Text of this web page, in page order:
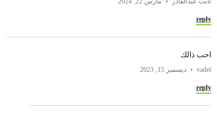
reply
احب ذالك
vadel ديسمبر 15, 2023
reply